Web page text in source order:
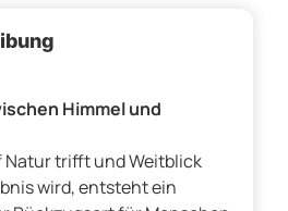
Himmel und
Natur trifft und Weitblick
wird, entsteht ein